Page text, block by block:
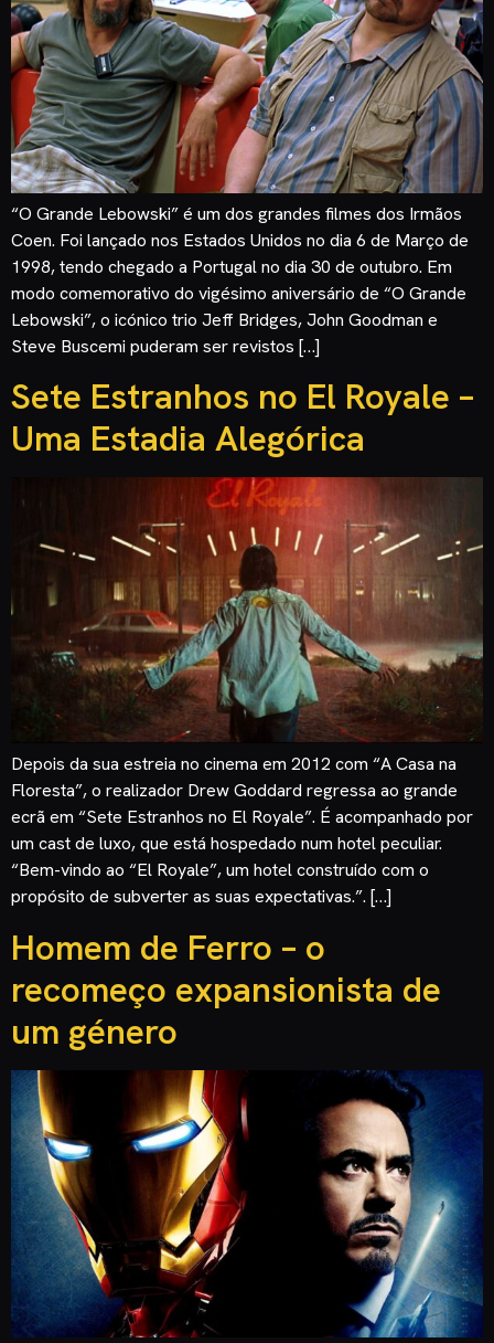
“O Grande Lebowski” é um dos grandes filmes dos Irmãos
Coen. Foi lançado nos Estados Unidos no dia 6 de Março de
1998, tendo chegado a Portugal no dia 30 de outubro. Em
modo comemorativo do vigésimo aniversário de “O Grande
Lebowski”, o icónico trio Jeff Bridges, John Goodman e
Steve Buscemi puderam ser revistos […]
Sete Estranhos no El Royale –
Uma Estadia Alegórica
Depois da sua estreia no cinema em 2012 com “A Casa na
Floresta”, o realizador Drew Goddard regressa ao grande
ecrã em “Sete Estranhos no El Royale”. É acompanhado por
um cast de luxo, que está hospedado num hotel peculiar.
“Bem-vindo ao “El Royale”, um hotel construído com o
propósito de subverter as suas expectativas.”. […]
Homem de Ferro – o
recomeço expansionista de
um género